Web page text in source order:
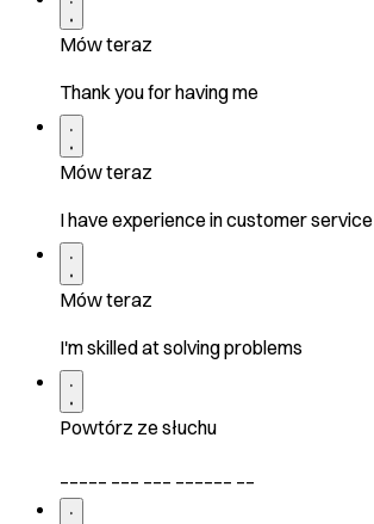
Mów teraz
Thank you for having me
Mów teraz
I have experience in customer service
Mów teraz
I'm skilled at solving problems
Powtórz ze słuchu